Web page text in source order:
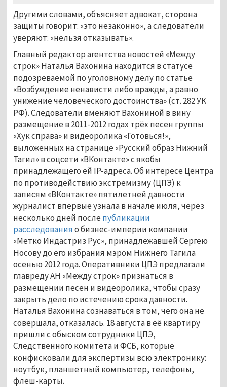
Другими словами, объясняет адвокат, сторона
защиты говорит: «это незаконно», а следователи
уверяют: «нельзя отказывать».
Главный редактор агентства новостей «Между
строк» Наталья Вахонина находится в статусе
подозреваемой по уголовному делу по статье
«Возбуждение ненависти либо вражды, а равно
унижение человеческого достоинства» (ст. 282 УК
РФ). Следователи вменяют Вахониной в вину
размещение в 2011-2012 годах трёх песен группы
«Хук справа» и видеоролика «Готовься!»,
выложенных на странице «Русский образ Нижний
Тагил» в соцсети «ВКонтакте» с якобы
принадлежащего ей IP-адреса. Об интересе Центра
по противодействию экстремизму (ЦПЭ) к
записям «ВКонтакте» пятилетней давности
журналист впервые узнала в начале июля, через
несколько дней после публикации
расследованияо бизнес-империи компании
«Метко Индастриз Рус», принадлежавшей Сергею
Носову до его избрания мэром Нижнего Тагила
осенью 2012 года. Оперативники ЦПЭ предлагали
главреду АН «Между строк» признаться в
размещении песен и видеоролика, чтобы сразу
закрыть дело по истечению срока давности.
Наталья Вахонина сознаваться в том, чего она не
совершала, отказалась. 18 августа в её квартиру
пришли с обыском сотрудники ЦПЭ,
Следственного комитета и ФСБ, которые
конфисковали для экспертизы всю электронику:
ноутбук, планшетный компьютер, телефоны,
флеш-карты.